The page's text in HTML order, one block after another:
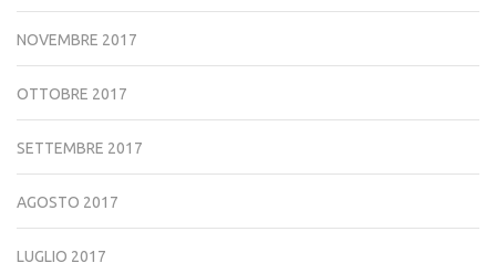
NOVEMBRE 2017
OTTOBRE 2017
SETTEMBRE 2017
AGOSTO 2017
LUGLIO 2017